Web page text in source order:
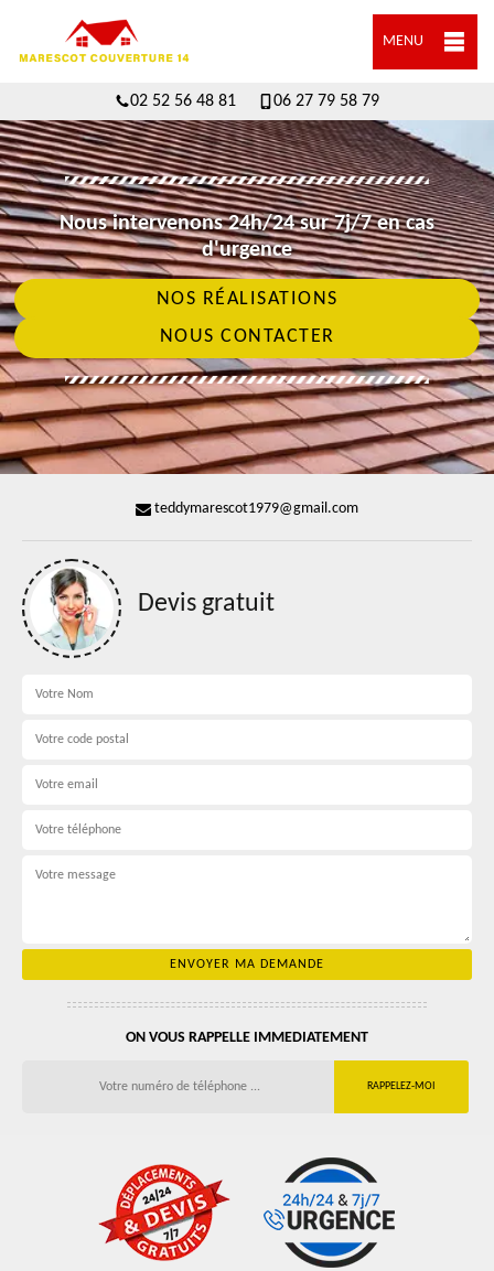
MENU
02 52 56 48 81 06 27 79 58 79
Nous intervenons 24h/24 sur 7j/7 en cas
d'urgence
NOS RÉALISATIONS
NOUS CONTACTER
teddymarescot1979@gmail.com
Devis gratuit
ON VOUS RAPPELLE IMMEDIATEMENT